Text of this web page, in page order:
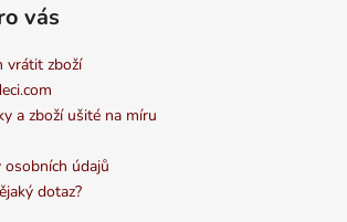
vás
vrátit zboží
a zboží ušité na míru
údajů
dotaz?